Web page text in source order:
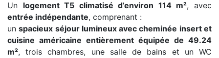
Un logement T5 climatisé d’environ 114 m², avec
entrée indépendante, comprenant :
unspacieux séjour lumineux avec cheminée insert et
cuisine américaine entièrement équipée de 49.24
m², trois chambres, une salle de bains et un WC